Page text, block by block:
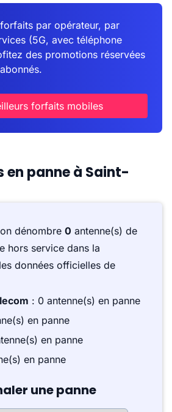
par opérateur, par
(5G, avec téléphone
des promotions réservées
forfaits mobiles
en panne à Saint-
dénombre 0 antenne(s) de
hors service dans la
données officielles de
: 0 antenne(s) en panne
en panne
en panne
en panne
une panne